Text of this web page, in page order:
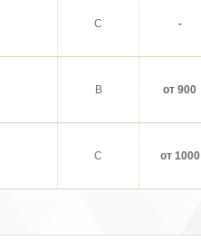
C -
B от 900
C от 1000